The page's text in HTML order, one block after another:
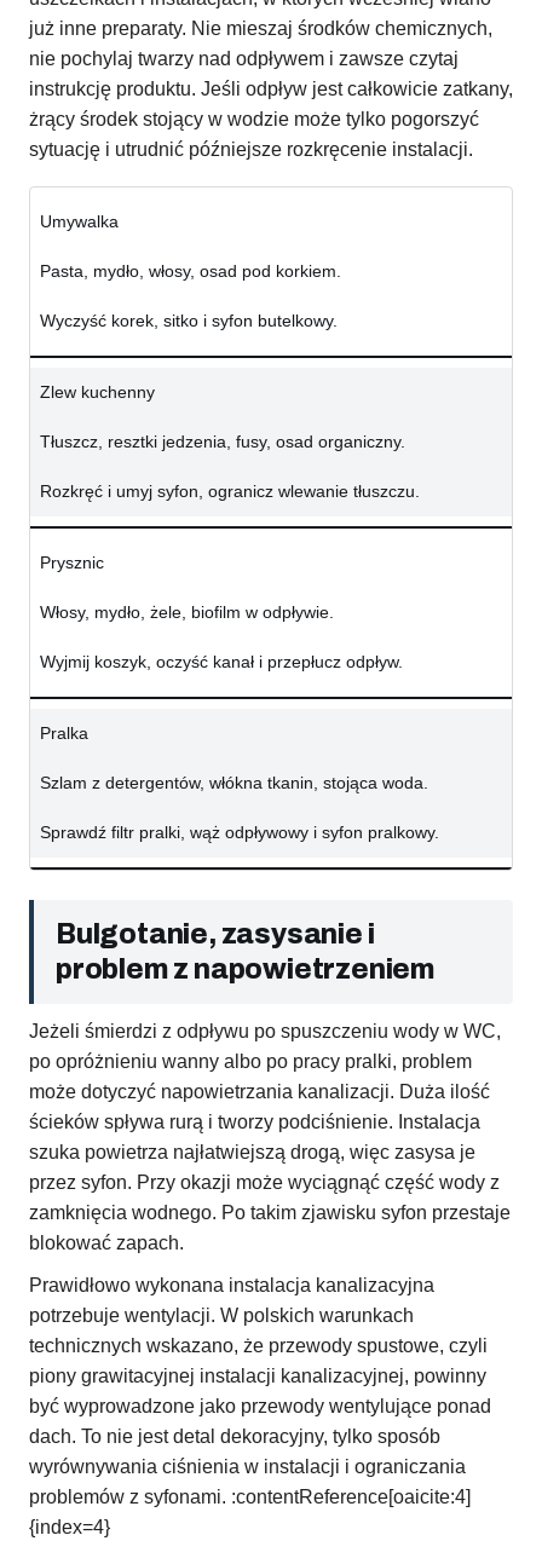
już inne preparaty. Nie mieszaj środków chemicznych,
nie pochylaj twarzy nad odpływem i zawsze czytaj
instrukcję produktu. Jeśli odpływ jest całkowicie zatkany,
żrący środek stojący w wodzie może tylko pogorszyć
sytuację i utrudnić późniejsze rozkręcenie instalacji.
Umywalka
Pasta, mydło, włosy, osad pod korkiem.
Wyczyść korek, sitko i syfon butelkowy.
Zlew kuchenny
Tłuszcz, resztki jedzenia, fusy, osad organiczny.
Rozkręć i umyj syfon, ogranicz wlewanie tłuszczu.
Prysznic
Włosy, mydło, żele, biofilm w odpływie.
Wyjmij koszyk, oczyść kanał i przepłucz odpływ.
Pralka
Szlam z detergentów, włókna tkanin, stojąca woda.
Sprawdź filtr pralki, wąż odpływowy i syfon pralkowy.
Bulgotanie, zasysanie i
problem z napowietrzeniem
Jeżeli śmierdzi z odpływu po spuszczeniu wody w WC,
po opróżnieniu wanny albo po pracy pralki, problem
może dotyczyć napowietrzania kanalizacji. Duża ilość
ścieków spływa rurą i tworzy podciśnienie. Instalacja
szuka powietrza najłatwiejszą drogą, więc zasysa je
przez syfon. Przy okazji może wyciągnąć część wody z
zamknięcia wodnego. Po takim zjawisku syfon przestaje
blokować zapach.
Prawidłowo wykonana instalacja kanalizacyjna
potrzebuje wentylacji. W polskich warunkach
technicznych wskazano, że przewody spustowe, czyli
piony grawitacyjnej instalacji kanalizacyjnej, powinny
być wyprowadzone jako przewody wentylujące ponad
dach. To nie jest detal dekoracyjny, tylko sposób
wyrównywania ciśnienia w instalacji i ograniczania
problemów z syfonami. :contentReference[oaicite:4]
{index=4}